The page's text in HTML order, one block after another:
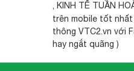
, KINH TẾ TUẦN
trên mobile tốt
thông VTC2.vn với
hay ngắt quãng )